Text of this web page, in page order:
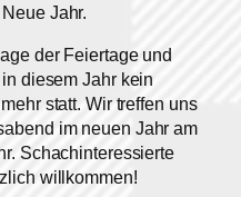
Jahr.
der Feiertage und
diesem Jahr kein
statt. Wir treffen uns
im neuen Jahr am
Schachinteressierte
willkommen!